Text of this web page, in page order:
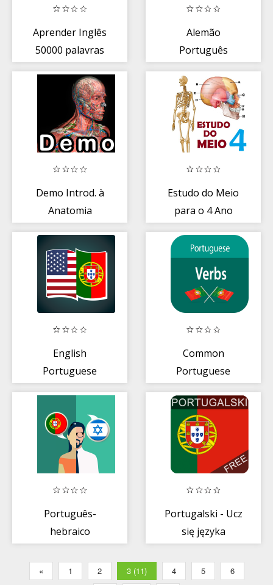
Aprender Inglês
50000 palavras
Alemão
Português
Dicionário +
Tradutor
Demo Introd. à
Anatomia
Estudo do Meio
para o 4 Ano
English
Portuguese
Common
Portuguese
Portuguese
Português-
hebraico
Portugalski - Ucz
się języka
« 1 2 3 (11) 4 5
6